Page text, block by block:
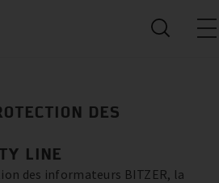
DES
LINE
des informateurs BITZER, la